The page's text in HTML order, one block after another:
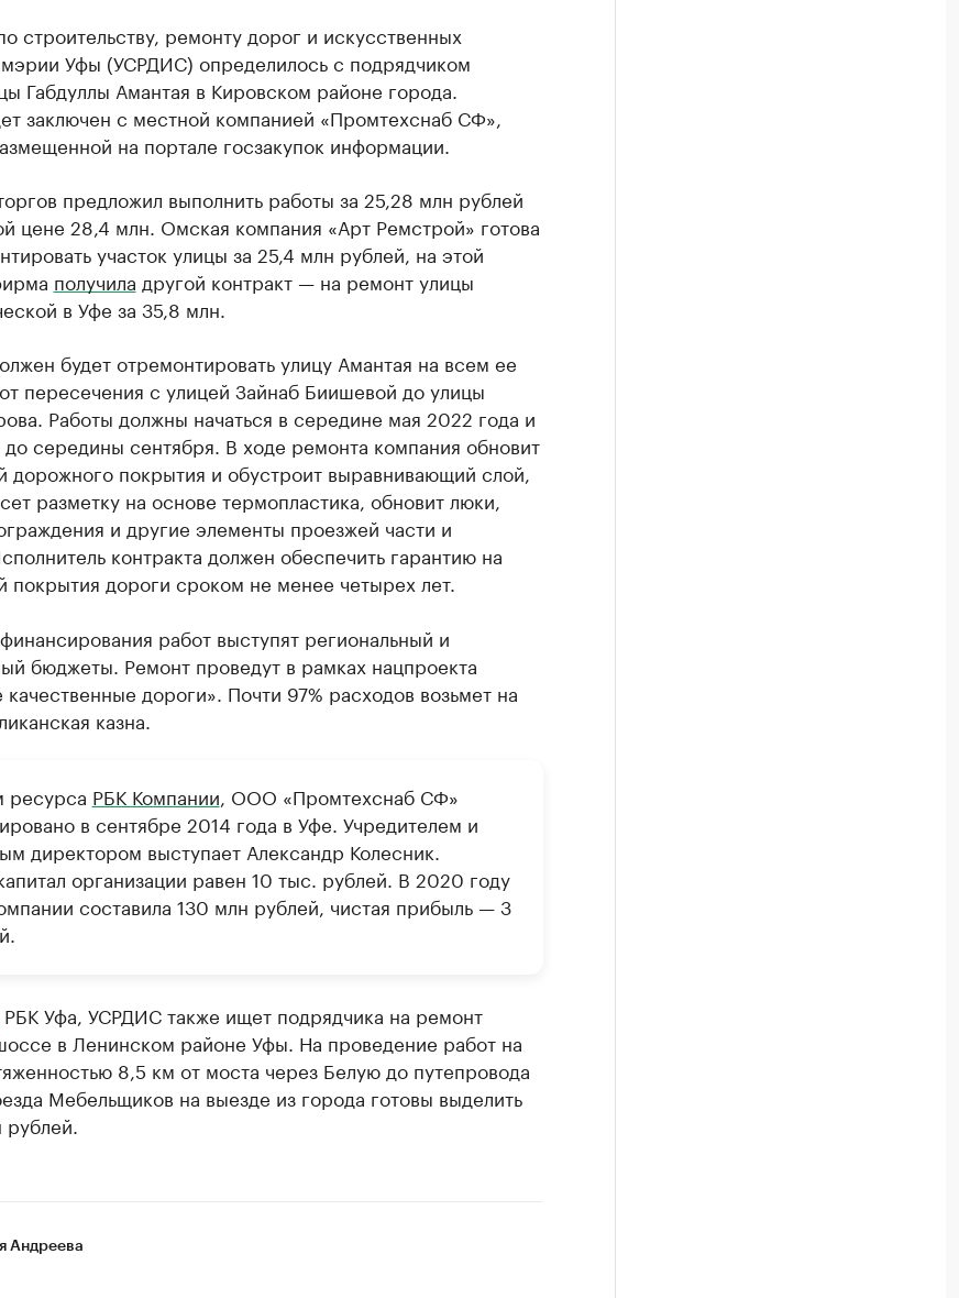
строительству, ремонту дорог и искусственных
Уфы (УСРДИС) определилось с подрядчиком
Габдуллы Амантая в Кировском районе города.
заключен с местной компанией «Промтехснаб СФ»,
на портале госзакупок информации.
предложил выполнить работы за 25,28 млн рублей
цене 28,4 млн. Омская компания «Арт Ремстрой» готова
участок улицы за 25,4 млн рублей, на этой
получила другой контракт — на ремонт улицы
в Уфе за 35,8 млн.
будет отремонтировать улицу Амантая на всем ее
пересечения с улицей Зайнаб Биишевой до улицы
Работы должны начаться в середине мая 2022 года и
до середины сентября. В ходе ремонта компания обновит
дорожного покрытия и обустроит выравнивающий слой,
разметку на основе термопластика, обновит люки,
и другие элементы проезжей части и
контракта должен обеспечить гарантию на
покрытия дороги сроком не менее четырех лет.
работ выступят региональный и
бюджеты. Ремонт проведут в рамках нацпроекта
дороги». Почти 97% расходов возьмет на
казна.
ресурса РБК Компании , ООО «Промтехснаб СФ»
в сентябре 2014 года в Уфе. Учредителем и
директором выступает Александр Колесник.
организации равен 10 тыс. рублей. В 2020 году
составила 130 млн рублей, чистая прибыль — 3
РБК Уфа, УСРДИС также ищет подрядчика на ремонт
в Ленинском районе Уфы. На проведение работ на
8,5 км от моста через Белую до путепровода
Мебельщиков на выезде из города готовы выделить
Андреева